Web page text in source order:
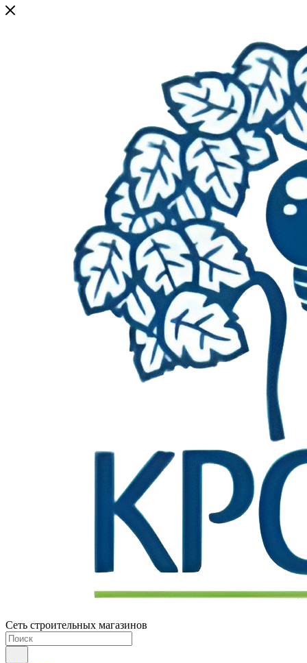
Сеть строительных магазинов